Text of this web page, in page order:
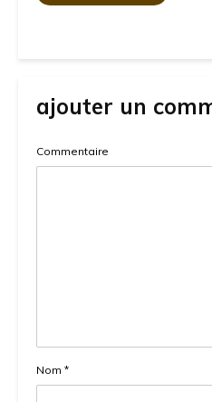
ajouter un
Commentaire
Nom *